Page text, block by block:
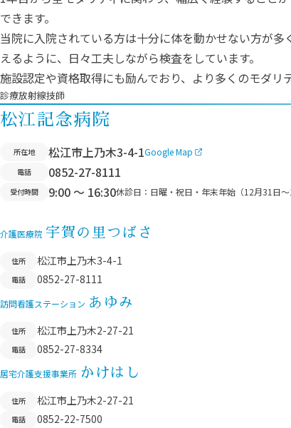
できます。
当院に入院されている方は十分に体を動かせない方が
えるように、日々工夫しながら検査をしています。
施設認定や資格取得にも励んでおり、より多くのモダリ
診療放射線技師
松江記念病院
所在地 松江市上乃木3-4-1Google Map
電話 0852-27-8111
受付時間 9:00 ～ 16:30休診日： 日曜・祝日・年末年始（12月31日〜
介護医療院 宇賀の里つばさ
住所 松江市上乃木3-4-1
電話 0852-27-8111
訪問看護ステーション あゆみ
住所 松江市上乃木2-27-21
電話 0852-27-8334
居宅介護支援事業所 かけはし
住所 松江市上乃木2-27-21
電話 0852-22-7500